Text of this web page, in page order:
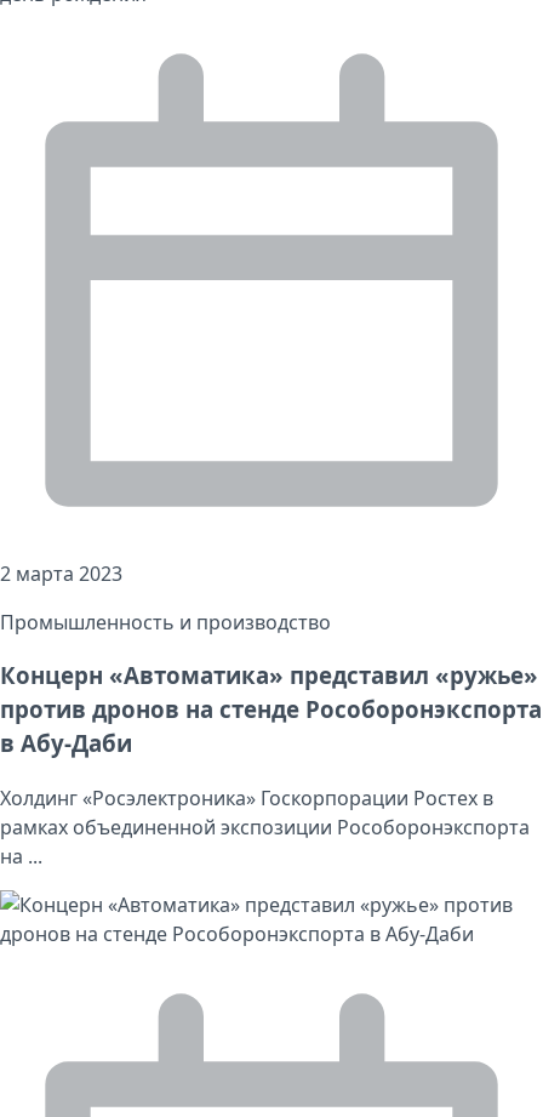
2 марта 2023
Промышленность и производство
Концерн «Автоматика» представил «ружье»
против дронов на стенде Рособоронэкспорта
в Абу-Даби
Холдинг «Росэлектроника» Госкорпорации Ростех в
рамках объединенной экспозиции Рособоронэкспорта
на ...